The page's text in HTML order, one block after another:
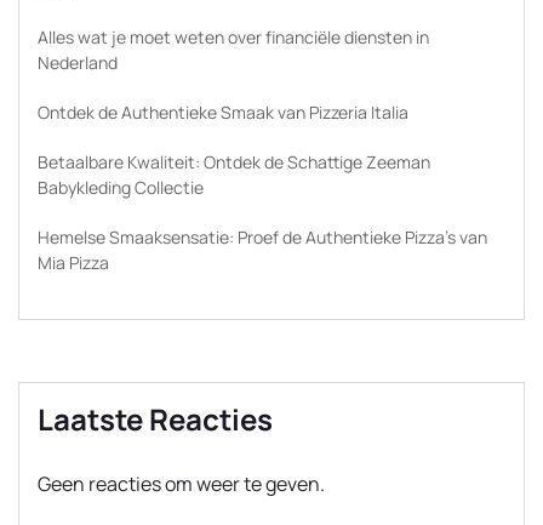
Alles wat je moet weten over financiële diensten in
Nederland
Ontdek de Authentieke Smaak van Pizzeria Italia
Betaalbare Kwaliteit: Ontdek de Schattige Zeeman
Babykleding Collectie
Hemelse Smaaksensatie: Proef de Authentieke Pizza’s van
Mia Pizza
Laatste Reacties
Geen reacties om weer te geven.